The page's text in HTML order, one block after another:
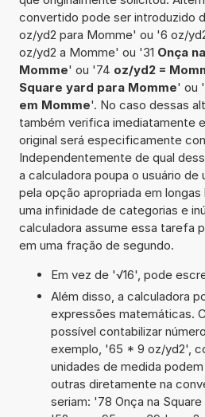
convertido pode ser introduzido
oz/yd2 para Momme' ou '6 oz/
oz/yd2 a Momme' ou '31 Onça
Momme' ou '74 oz/yd2 =
Square yard para Momme' ou
em Momme'. No caso dessas
também verifica imediatamente
original será especificamente
Independentemente de qual
a calculadora poupa o usuário de
pela opção apropriada em
uma infinidade de categorias e
calculadora assume essa tarefa
em uma fração de segundo.
Em vez de '√16', pode
Além disso, a calculadora
expressões matemáticas.
possível contabilizar
exemplo, '65 * 9 oz/yd2',
unidades de medida
outras diretamente na
seriam: '78 Onça na